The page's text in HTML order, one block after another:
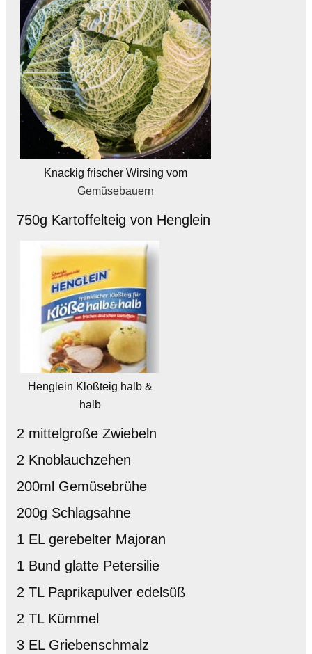
Knackig frischer Wirsing vom
Gemüsebauern
750g Kartoffelteig von Henglein
Henglein Kloßteig halb &
halb
2 mittelgroße Zwiebeln
2 Knoblauchzehen
200ml Gemüsebrühe
200g Schlagsahne
1 EL gerebelter Majoran
1 Bund glatte Petersilie
2 TL Paprikapulver edelsüß
2 TL Kümmel
3 EL Griebenschmalz